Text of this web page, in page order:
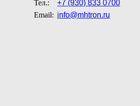
Тел.:
+7 (930) 833 0700
Email: info@mhtron.ru